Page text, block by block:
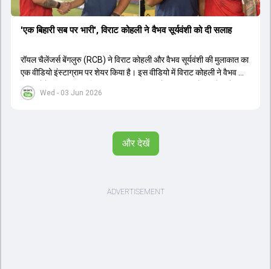
Wed - 03 Jun 2026
'एक बिहारी सब पर भारी', विराट कोहली ने वैभव सूर्यवंशी को दी सलाह
रॉयल चैलेंजर्स बेंगलुरु (RCB) ने विराट कोहली और वैभव सूर्यवंशी की मुलाकात का
एक वीडियो इंस्टाग्राम पर शेयर किया है। इस वीडियो में विराट कोहली ने वैभव को
सलाह देते हुए कहा, 'एक बिहारी सब पर भारी। बस गेम खत्म।' कोहली ने उन्हें खुद
पर विश्वास रखने और नकारात्मक बातों पर ध्यान न देने की सलाह दी। आईपीएल
सीरीज खेलेंगे। वहीं, विराट कोहली लंदन रवाना हो गए हैं और अगली वनडे सीरीज में
और देखें